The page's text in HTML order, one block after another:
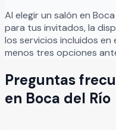
Al elegir un salón en
para tus invitados, la
los servicios incluidos en
menos tres opciones
Preguntas
en Boca del Río